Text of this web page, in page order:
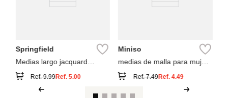
Springfield
Medias largo jacquard
Ref.9.99Ref.5.00
Miniso
medias de malla para mujer
Ref.7.49Ref.4.49